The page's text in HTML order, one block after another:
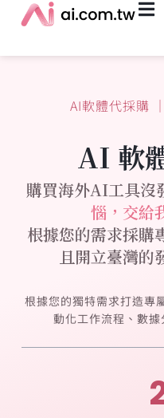
AI軟體代採購
AI 軟
購買海外AI工具沒
惱，交給
根據您的需求採購
且開立臺灣的
根據您的獨特需求打造專
動化工作流程、數據